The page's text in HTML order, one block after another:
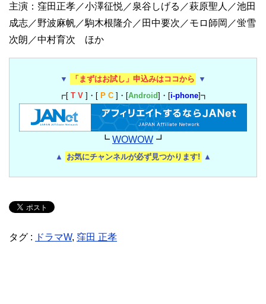
主演：窪田正孝／小澤征悦／泉谷しげる／萩原聖人／池田
成志／野波麻帆／駒木根隆介／田中要次／モロ師岡／蛍雪
次朗／中村育次 ほか
▼ 「まずはお試し」申込みはココから
▼
┏[T V ]・[P C ]・[Android]・[i-phone]┓
┗ WOWOW ┛
▲ お気にチャンネルが必ず見つかります! ▲
タグ : ドラマW, 窪田 正孝